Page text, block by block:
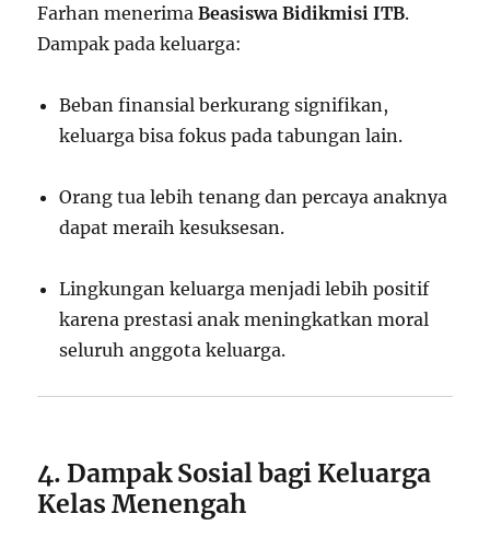
Farhan menerimaBeasiswa Bidikmisi ITB.
Dampak pada keluarga:
Beban finansial berkurang signifikan,
keluarga bisa fokus pada tabungan lain.
Orang tua lebih tenang dan percaya anaknya
dapat meraih kesuksesan.
Lingkungan keluarga menjadi lebih positif
karena prestasi anak meningkatkan moral
seluruh anggota keluarga.
4. Dampak Sosial bagi Keluarga
Kelas Menengah